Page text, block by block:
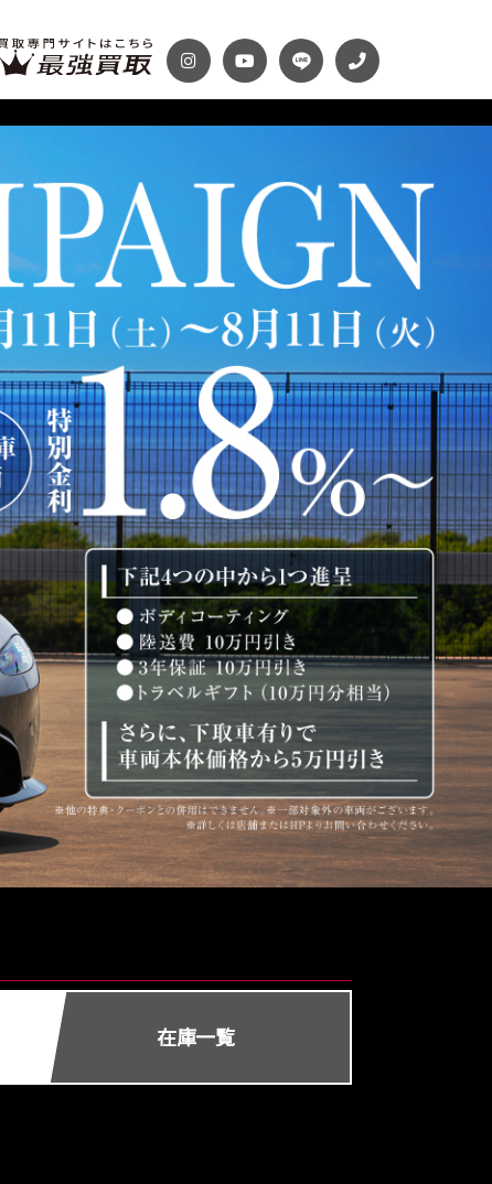
Audi Volkswagen
McLaren Maserati
オートテクニカルベース
ンスパック 自動車保険
までの流れ 必要書類
テール
ンク千葉
ファクトリー
トップランク神戸
ROKKO i PARK
取 船橋店 トップランクUSA
ランク・マガジン
在庫一覧